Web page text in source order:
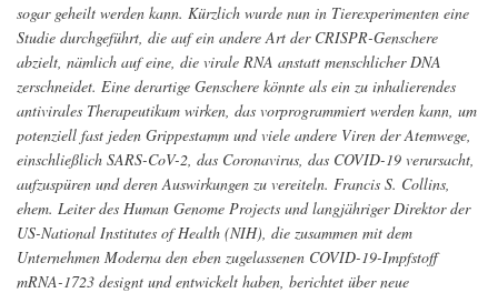
sogar geheilt werden kann. Kürzlich wurde nun in Tierexperimenten eine
Studie durchgeführt, die auf ein andere Art der CRISPR-Genschere
abzielt, nämlich auf eine, die virale RNA anstatt menschlicher DNA
zerschneidet. Eine derartige Genschere könnte als ein zu inhalierendes
antivirales Therapeutikum wirken, das vorprogrammiert werden kann, um
potenziell fast jeden Grippestamm und viele andere Viren der Atemwege,
einschließlich SARS-CoV-2, das Coronavirus, das COVID-19 verursacht,
aufzuspüren und deren Auswirkungen zu vereiteln. Francis S. Collins,
ehem. Leiter des Human Genome Projects und langjähriger Direktor der
US-National Institutes of Health (NIH), die zusammen mit dem
Unternehmen Moderna den eben zugelassenen COVID-19-Impfstoff
mRNA-1723 designt und entwickelt haben, berichtet über neue